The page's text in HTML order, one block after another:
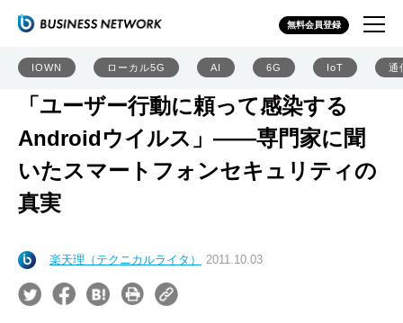
無料会員登録
IOWN ローカル5G AI 6G IoT 通
「ユーザー行動に頼って感染する
Androidウイルス」――専門家に聞
いたスマートフォンセキュリティの
真実
楽天理（テクニカルライタ） 2011.10.03